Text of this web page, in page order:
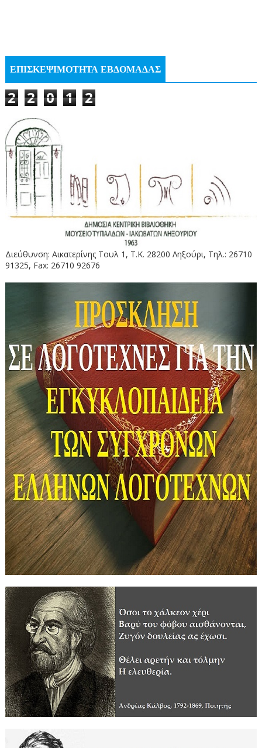
ΕΠΙΣΚΕΨΙΜΟΤΗΤΑ ΕΒΔΟΜΑΔΑΣ
2 2 0 1 2
Διεύθυνση: Αικατερίνης Τουλ 1, Τ.Κ. 28200 Ληξούρι, Τηλ.: 26710
91325, Fax: 26710 92676